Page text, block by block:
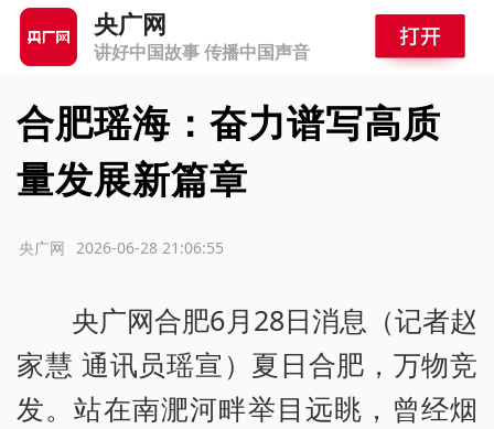
央广网
讲好中国故事 传播中国声音
合肥瑶海：奋力谱写高质
量发展新篇章
2026-06-28 21:06:55
央广网
央广网合肥6月28日消息（记者赵
家慧 通讯员瑶宣）夏日合肥，万物竞
发。站在南淝河畔举目远眺，曾经烟